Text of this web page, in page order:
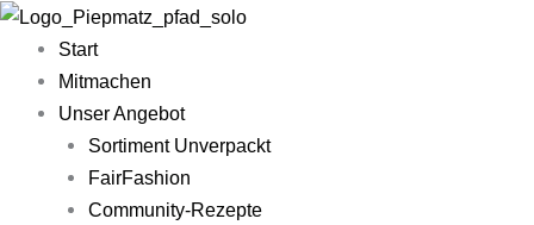
Zum
Inhalt
springen
Main
Menu
Start
Mitmachen
Unser Angebot
Sortiment Unverpackt
FairFashion
Community-Rezepte​